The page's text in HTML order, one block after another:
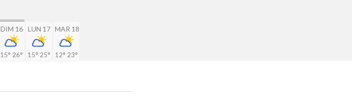
DIM 16
15° 26°
LUN 17
15° 25°
MAR 18
12° 23°